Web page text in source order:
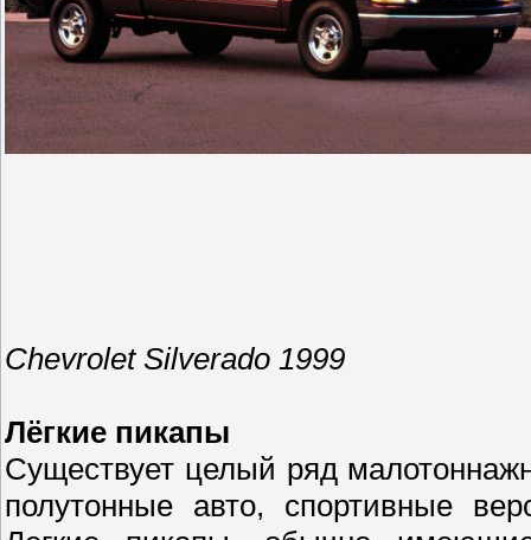
Chevrolet Silverado 1999
Лёгкие пикапы
Существует целый ряд
полутонные авто, спортивные